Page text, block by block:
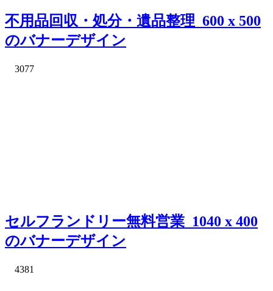
不用品回収・処分・遺品整理_600 x 500
のバナーデザイン
3077
セルフランドリー無料営業_1040 x 400
のバナーデザイン
4381